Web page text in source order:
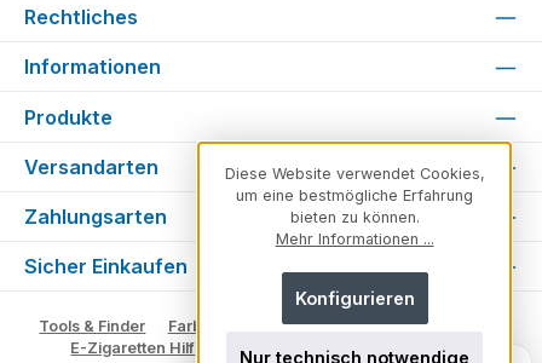
Rechtliches
Informationen
Produkte
Versandarten
Zahlungsarten
Sicher Einkaufen
Tools & Finder Farben & Varianten
Geschmack suchen
E-Zigaretten Hilfe
Fachberater
Vape Ratgeber
Diese Website verwendet Cookies,
um eine bestmögliche Erfahrung
bieten zu können.
Mehr Informationen ...
Nur technisch notwendige
Konfigurieren